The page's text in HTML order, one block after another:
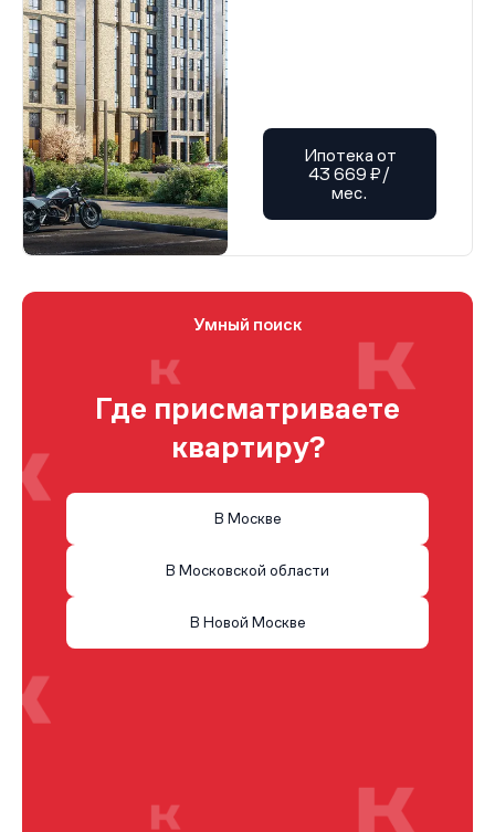
Ипотека от
43 669 ₽/
мес.
Умный поиск
Где присматриваете
квартиру?
В Москве
В Московской области
В Новой Москве